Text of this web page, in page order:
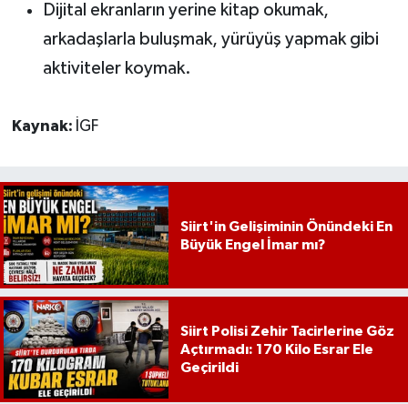
Dijital ekranların yerine kitap okumak,
arkadaşlarla buluşmak, yürüyüş yapmak gibi
aktiviteler koymak.
Kaynak: İGF
Siirt'in Gelişiminin Önündeki En
Büyük Engel İmar mı?
Siirt Polisi Zehir Tacirlerine Göz
Açtırmadı: 170 Kilo Esrar Ele
Geçirildi